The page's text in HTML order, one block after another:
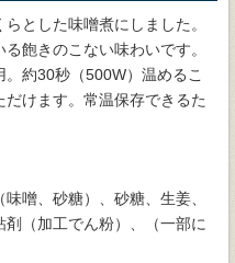
とした味噌煮にしました。
飽きのこない味わいです。
約30秒（500W）温めるこ
けます。常温保存できるた
噌、砂糖）、砂糖、生姜、
（加工でん粉）、（一部に